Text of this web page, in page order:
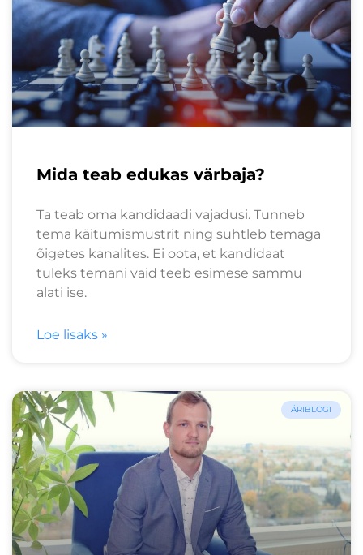
Mida teab edukas värbaja?
Ta teab oma kandidaadi vajadusi. Tunneb
tema käitumismustrit ning suhtleb temaga
õigetes kanalites. Ei oota, et kandidaat
tuleks temani vaid teeb esimese sammu
alati ise.
Loe lisaks »
ÄRIBLOGI